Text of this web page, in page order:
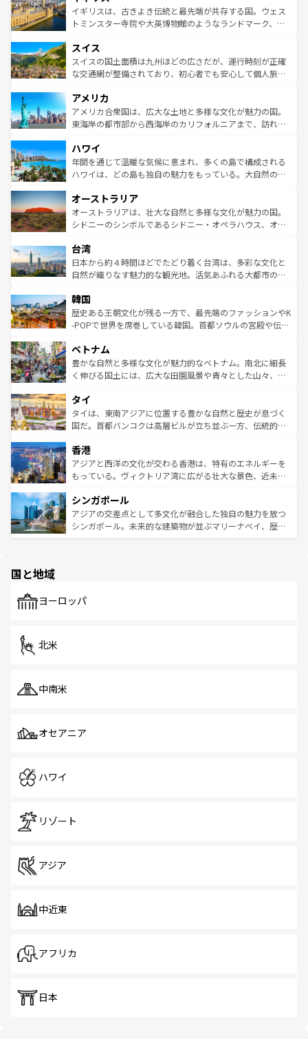
香り高いラベンダー畑など、多彩な楽しみ方が可能だ。さ
らに、パリ以外の地域にも魅力が溢れており、どの街角に
れる地方に足を運ぶとそれぞれで全く異なる文化を体験で
きるだろう。 なお、新着のフランス情報はコンテンツ一覧
を参照してほしい。
ルリンの文化的活気、バイエルン州のアルプスの絶景、そ
してライン川沿いのワイン畑といった風景は必見。ビール
は、お酒好きな人にはぜひ体験してほしい。 なお、新着の
ドイツ情報はコンテンツ一覧を参照してほしい。
イギリスは、古きよき伝統と最先端が共存する国。ウェス
トミンスター寺院や大英博物館のようなランドマーク、歴
リアごとに異なる魅力がある。また、優雅なアフタヌーン
ティー、ビール好きにはたまらない英国パブ、サッカー観
戦など、本場だからこそできる体験も豊富。イギリスを旅
ンツ一覧を参照してほしい。
スイス
スイスの国土面積は九州ほどの広さだが、運行時刻が正確
な交通網が整備されており、初心者でも安心して個人旅行
の建物がそのまま残る町や、スイスならではのユニークな
博物館もあり、アルプス観光だけでなく町歩きも満喫する
ことができる。国民の所得が高いため物価も高いが、旅行
ば市内交通費無料で観光を楽しむこともできる。 なお、新
着のスイス情報はコンテンツ一覧 を参照してほしい。
アメリカ
アメリカ合衆国は、広大な土地と多様な文化が魅力の国。
東海岸の都市部から西海岸のカリフォルニアまで、訪れる
のような巨大都市は、観光、ショッピング、エンターテイ
ンメントが詰まった刺激的なスポットだ。一方、アメリカ
西部には大自然が広がり、グランドキャニオンやイエロー
部のニューオーリンズでは、音楽と美食が融合した独特の
文化が魅力。旅行者はアメリカの各地域で異なる魅力を楽
しみながら、その多様性と豊かな歴史を感じることができ
ならではの贅沢な旅のスタイルだ。 なお、新着のアメリカ
情報はコンテンツ一覧を参照してほしい。
ハワイ
年間を通じて温暖な気候に恵まれ、多くの島で構成される
ハワイは、どの島も独自の魅力をもっている。大自然の神
ワイ島は見逃せない。また、定番の観光地といえばオアフ
島だが、静かな自然を求めるならマウイ島やカウアイ島が
おすすめ。エメラルドグリーンに輝く海をはじめ、豊かな
れるおもてなしの心で訪れる人々を迎えてくれるハワイの
人々、おいしいローカルフードやハワイアンミュージッ
ク、伝統的なフラダンスなど、すべてがハワイの魅力を彩
ワイを、存分に味わってほしい。 なお、新着のハワイ情報
はコンテンツ一覧を参照してほしい。
オーストラリア
オーストラリアは、壮大な自然と多様な文化が魅力の国。
シドニーのシンボルであるシドニー・オペラハウス、オー
リアリーフや大陸中央部にそびえるウルル（エアーズロッ
ク）、タスマニアの美しい原生林やケアンズの熱帯雨林な
ど、見どころがたくさん。また、カフェやワイン、オージ
いる。アクティビティも充実しており、サーフィンやダイ
ビング、ハイキングなど、アウトドア好きにはたまらな
い。オーストラリアの多彩な魅力を存分に味わいつくそ
参照してほしい。
台湾
日本から約４時間ほどでたどり着く台湾は、多彩な文化と
自然が織りなす魅力的な観光地。活気あふれる大都市の台
ン）、静ひつな山岳地帯である台湾東部など、都市の喧騒
と山間の静けさが共存しており、訪れる人に新しい発見と
驚きをもたらしてくれる。また、奥深い台湾の食文化も魅
容にもいいと評判のスイーツなど、バラエティ豊かな料理
が味わえる。 なお、新着の台湾情報は コンテンツ一覧を参
照してほしい。
韓国
歴史ある王朝文化が残る一方で、最先端のファッションやK
-POPで世界を席巻している韓国。首都ソウルの宮殿や伝統
き、地方に足を延ばせば四季折々の自然美を楽しむことが
できる。そして、キムチや焼肉、絶品のストリートフード
まで、さまざまな韓国料理が待っている。夜には、韓国な
リティに包まれながら、韓国の多彩な魅力を心ゆくまで味
わってみてほしい。 なお、新着の韓国情報はコンテンツ一
覧を参照してほしい。
ベトナム
豊かな自然と多様な文化が魅力的なベトナム。南北に細長
く伸びる国土には、広大な田園風景や青々とした山々、世
急速な発展と共に伝統が息づく。ハノイの古い町並みやホ
ーチミン市のフランス統治時代の建物も、独特の雰囲気を
醸し出している。また、バラエティの豊かさとおいしさで
とつ。フォーやバインミー、ベトナムコーヒーなどは、ぜ
ひ現地で味わいたい。どの地域を訪れてもあたたかい人々
が旅行者を迎えてくれるので、きっと忘れられない旅にな
参照してほしい。
タイ
タイは、東南アジアに位置する豊かな自然と歴史が息づく
国だ。首都バンコクは高層ビルが立ち並ぶ一方、伝統的な
の活気が交差している。北部ではチェンマイなどの山岳地
帯で自然と触れ合い、南部ではプーケットやクラビの美し
いビーチでリゾート気分を楽しむことができる。タイ料理
激する。気候は一年中温暖で、どの季節にも異なる楽しみ
が待っている。親しみやすいタイの人々、仏教を中心とし
た文化、そして多様な観光資源が、訪れる旅人を魅了し続
香港
アジアと西洋の文化が交わる香港は、特有のエネルギーを
もっている。ヴィクトリア湾に広がる壮大な景色、近未来
み、どこを訪れても感動するはず。観光スポットが密集し
ており、効率よく見どころを回れるのも魅力。息をのむよ
うな絶景から文化的な体験まで、香港を存分に楽しみ尽く
シンガポール
アジアの交差点として多文化が融合した独自の魅力を放つ
シンガポール。未来的な建築物が並ぶマリーナベイ、歴史
で、ホーカーズは地元の風情を楽しめる外せないスポット
国と地域
ヨーロッパ
北米
中南米
オセアニア
ハワイ
リゾート
アジア
中近東
アフリカ
日本